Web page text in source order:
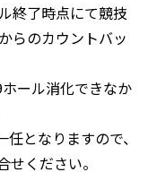
終了時点にて競技
らのカウントバッ
ール消化できなか
となりますので、
ください。